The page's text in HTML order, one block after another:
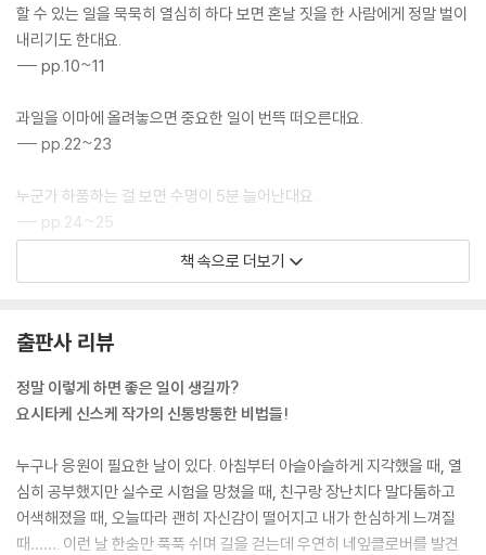
할 수 있는 일을 묵묵히 열심히 하다 보면 혼날 짓을 한 사람에게 정말 벌이
내리기도 한대요.
--- pp.10~11
과일을 이마에 올려놓으면 중요한 일이 번뜩 떠오른대요.
--- pp.22~23
누군가 하품하는 걸 보면 수명이 5분 늘어난대요.
--- pp.24~25
귀여운 것을 많이 보면 내 얼굴도 귀여워진대요.
마음속에는 동그란 뜰이 있어서 무엇을 놓아도 잘 어울린대요.
--- pp.54~55
책 속으로 더보기
출판사 리뷰
정말 이렇게 하면 좋은 일이 생길까?
요시타케 신스케 작가의 신통방통한 비법들!
누구나 응원이 필요한 날이 있다. 아침부터 아슬아슬하게 지각했을 때, 열
심히 공부했지만 실수로 시험을 망쳤을 때, 친구랑 장난치다 말다툼하고
어색해졌을 때, 오늘따라 괜히 자신감이 떨어지고 내가 한심하게 느껴질
때……. 이런 날 한숨만 푹푹 쉬며 길을 걷는데 우연히 네잎클로버를 발견